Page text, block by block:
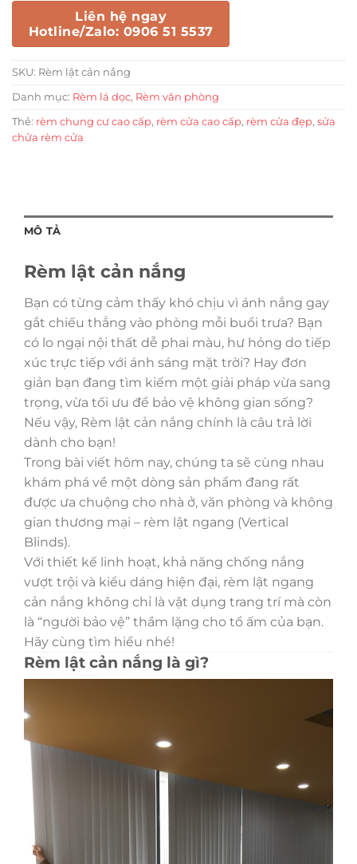
Liên hệ ngay
Hotline/Zalo: 0906 51 5537
SKU: Rèm lật cản nắng
Danh mục: Rèm lá dọc, Rèm văn phòng
Thẻ: rèm chung cư cao cấp, rèm cửa cao cấp, rèm cửa đẹp, sửa
chửa rèm cửa
MÔ TẢ
Rèm lật cản nắng
Bạn có từng cảm thấy khó chịu vì ánh nắng gay
gắt chiếu thẳng vào phòng mỗi buổi trưa? Bạn
có lo ngại nội thất dễ phai màu, hư hỏng do tiếp
xúc trực tiếp với ánh sáng mặt trời? Hay đơn
giản bạn đang tìm kiếm một giải pháp vừa sang
trọng, vừa tối ưu để bảo vệ không gian sống?
Nếu vậy, Rèm lật cản nắng chính là câu trả lời
dành cho bạn!
Trong bài viết hôm nay, chúng ta sẽ cùng nhau
khám phá về một dòng sản phẩm đang rất
được ưa chuộng cho nhà ở, văn phòng và không
gian thương mại – rèm lật ngang (Vertical
Blinds).
Với thiết kế linh hoạt, khả năng chống nắng
vượt trội và kiểu dáng hiện đại, rèm lật ngang
cản nắng không chỉ là vật dụng trang trí mà còn
là “người bảo vệ” thầm lặng cho tổ ấm của bạn.
Hãy cùng tìm hiểu nhé!
Rèm lật cản nắng là gì?